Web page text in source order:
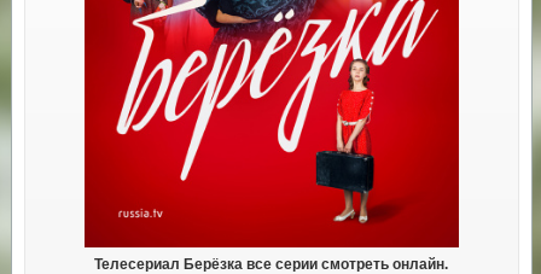
Телесериал Берёзка все серии смотреть онлайн.